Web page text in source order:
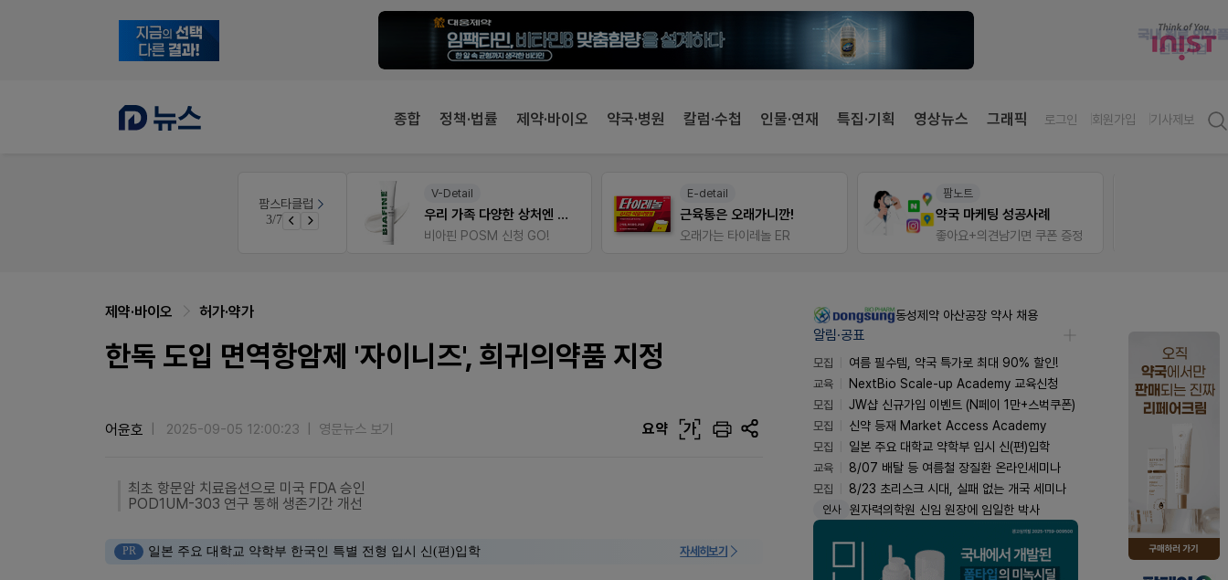
종합 정책·법률 제약·바이오 약국·병원 칼럼·수첩 인물·연재 특집·기획 영상뉴스 그래픽 로그인 회원가입 기사제보
팜스타클럽
3/7
V-Detail
우리 가족 다양한 상처엔 비아핀!
비아핀 POSM 신청 GO!
E-detail
근육통은 오래가니깐!
오래가는 타이레놀 ER
팜노트
약국 마케팅 성공사례
좋아요+의견남기면 쿠폰 증정
제약·바이오 허가·약가
한독 도입 면역항암제 '자이니즈', 희귀의약품 지정
어윤호 2025-09-05 12:00:23 영문뉴스 보기 요약 가
최초 항문암 치료옵션으로 미국 FDA 승인
POD1UM-303 연구 통해 생존기간 개선
PR 일본 주요 대학교 약학부 한국인 특별 전형 입시 신(편)입학 자세히보기
동성제약 아산공장 약사 채용
알림·공표
모집
여름 필수템, 약국 특가로 최대 90% 할인!
교육
NextBio Scale-up Academy 교육신청
모집
JW샵 신규가입 이벤트 (N페이 1만+스벅쿠폰)
모집
신약 등재 Market Access Academy
모집
일본 주요 대학교 약학부 입시 신(편)입학
교육
8/07 배탈 등 여름철 장질환 온라인세미나
모집
8/23 초리스크 시대, 실패 없는 개국 세미나
인사 원자력의학원 신임 원장에 임일한 박사